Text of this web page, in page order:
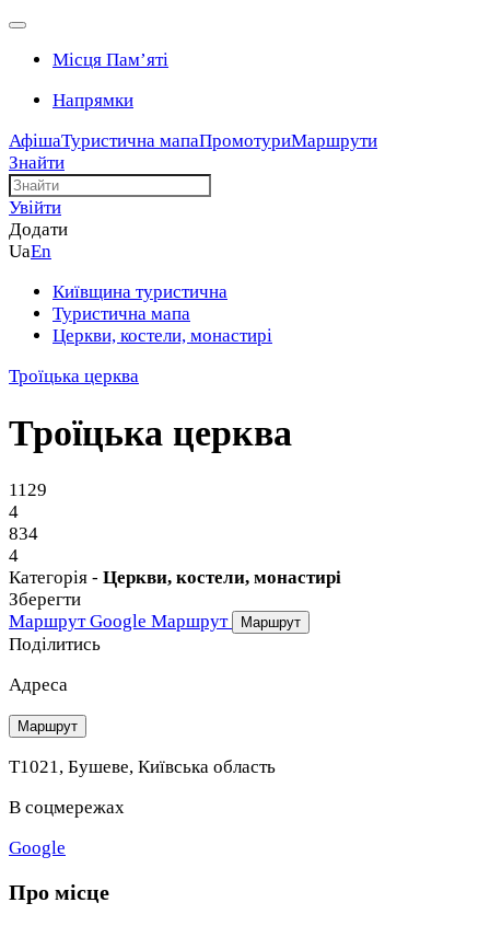
Місця Памʼяті
Напрямки
АфішаТуристична мапаПромотуриМаршрути
Знайти
Увійти
Додати
UaEn
Київщина туристична
Туристична мапа
Церкви, костели, монастирі
Троїцька церква
Троїцька церква
1129
4
834
4
Категорія - Церкви, костели, монастирі
Зберегти
Маршрут Google Маршрут Маршрут
Поділитись
Адреса
Маршрут
Т1021, Бушеве, Київська область
В соцмережах
Google
Про місце